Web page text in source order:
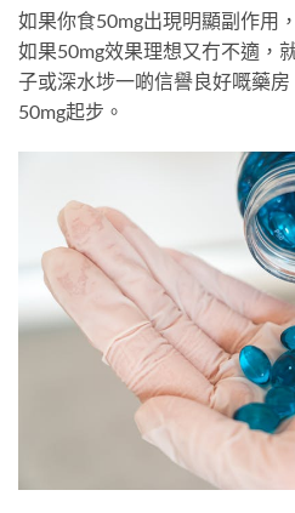
如果你食50mg出現明顯副作用
如果50mg效果理想又冇不適，
子或深水埗一啲信譽良好嘅藥
50mg起步。